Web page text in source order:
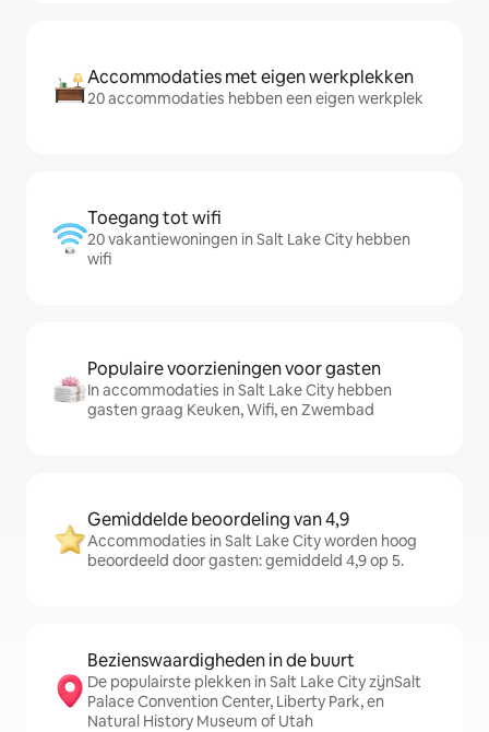
Accommodaties met eigen werkplekken
20 accommodaties hebben een eigen werkplek
Toegang tot wifi
20 vakantiewoningen in Salt Lake City hebben
wifi
Populaire voorzieningen voor gasten
In accommodaties in Salt Lake City hebben
gasten graag Keuken, Wifi, en Zwembad
Gemiddelde beoordeling van 4,9
Accommodaties in Salt Lake City worden hoog
beoordeeld door gasten: gemiddeld 4,9 op 5.
Bezienswaardigheden in de buurt
De populairste plekken in Salt Lake City zijnSalt
Palace Convention Center, Liberty Park, en
Natural History Museum of Utah